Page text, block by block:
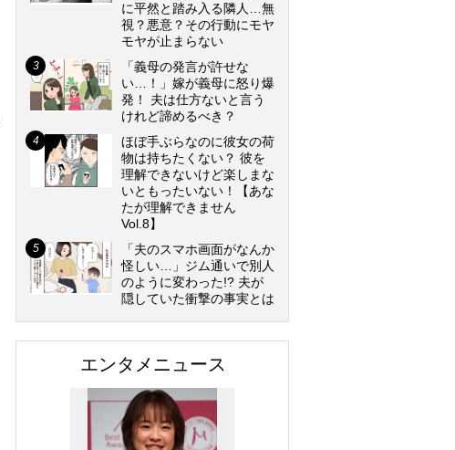
に平然と踏み入る隣人…無
視？悪意？その行動にモヤ
モヤが止まらない
「義母の発言が許せな
い…！」嫁が義母に怒り爆
発！ 夫は仕方ないと言う
けれど諦めるべき？
ほぼ手ぶらなのに彼女の荷
物は持ちたくない？ 彼を
理解できないけど楽しまな
いともったいない！【あな
たが理解できません
Vol.8】
「夫のスマホ画面がなんか
怪しい…」ジム通いで別人
のように変わった!? 夫が
隠していた衝撃の事実とは
エンタメニュース